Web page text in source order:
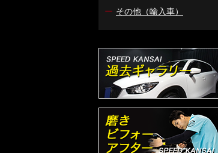
ー その他（輸入車）